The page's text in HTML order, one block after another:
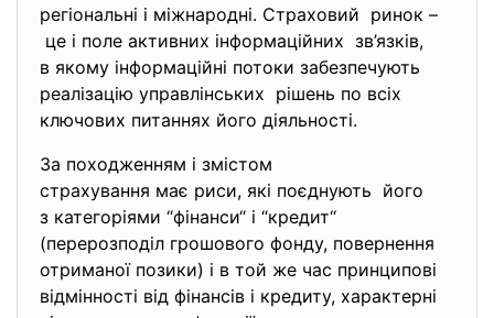
регіональні і міжнародні. Страховий ринок –
це і поле активних інформаційних зв’язків,
в якому інформаційні потоки забезпечують
реалізацію управлінських рішень по всіх
ключових питаннях його діяльності.
За походженням і змістом
страхування має риси, які поєднують його
з категоріями “фінанси“ і “кредит“
(перерозподіл грошового фонду, повернення
отриманої позики) і в той же час принципові
відмінності від фінансів і кредиту, характерні